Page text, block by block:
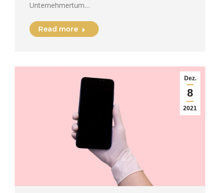
Unternehmertum…
Read more
Dez.
8
2021